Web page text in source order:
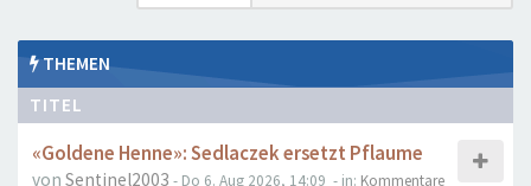
THEMEN
TITEL
«Goldene Henne»: Sedlaczek ersetzt Pflaume
von Sentinel2003 - Do 6. Aug 2026, 14:09 - in: Kommentare